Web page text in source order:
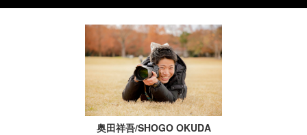
奥田祥吾/SHOGO OKUDA